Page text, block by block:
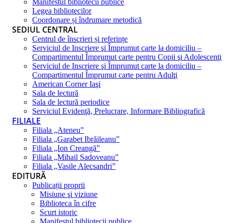
Manifestul bibliotecii publice
Legea bibliotecilor
Coordonare și îndrumare metodică
SEDIUL CENTRAL
Centrul de înscrieri și referințe
Serviciul de Inscriere şi Împrumut carte la domiciliu –
Compartimentul Împrumut carte pentru Copii şi Adolescenţi
Serviciul de Inscriere şi Împrumut carte la domiciliu –
Compartimentul Împrumut carte pentru Adulţi
American Corner Iaşi
Sala de lectură
Sala de lectură periodice
Serviciul Evidenţă, Prelucrare, Informare Bibliografică
FILIALE
Filiala „Ateneu”
Filiala „Garabet Ibrăileanu”
Filiala „Ion Creangă”
Filiala „Mihail Sadoveanu”
Filiala „Vasile Alecsandri”
EDITURĂ
Publicații proprii
Misiune şi viziune
Biblioteca în cifre
Scurt istoric
Manifestul bibliotecii publice